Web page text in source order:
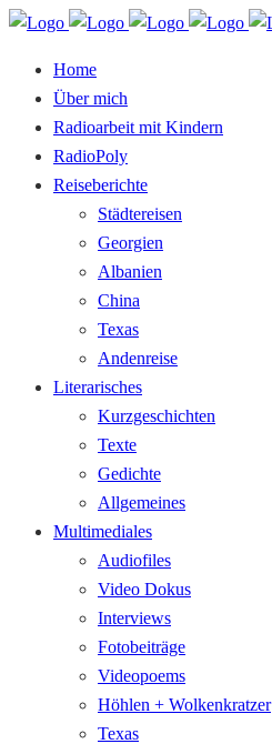
Home
Über mich
Radioarbeit mit Kindern
RadioPoly
Reiseberichte
Städtereisen
Georgien
Albanien
China
Texas
Andenreise
Literarisches
Kurzgeschichten
Texte
Gedichte
Allgemeines
Multimediales
Audiofiles
Video Dokus
Interviews
Fotobeiträge
Videopoems
Höhlen + Wolkenkratzer
Texas